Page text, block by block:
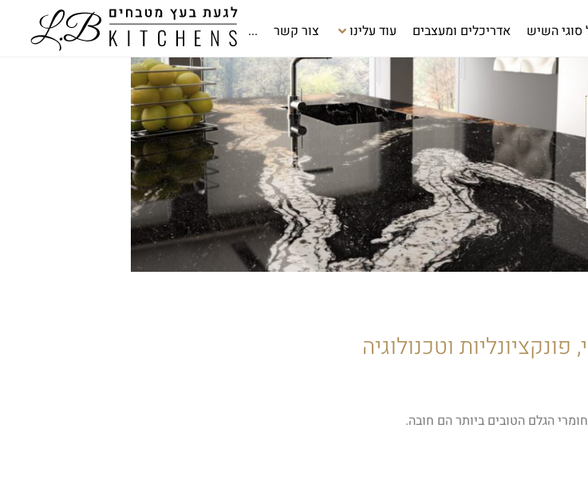
סוגי השיש אדריכלים ומעצבים עוד עלינו צור קשר ...
וטכנולוגיה
הגלם הטובים ביותר הם חובה.